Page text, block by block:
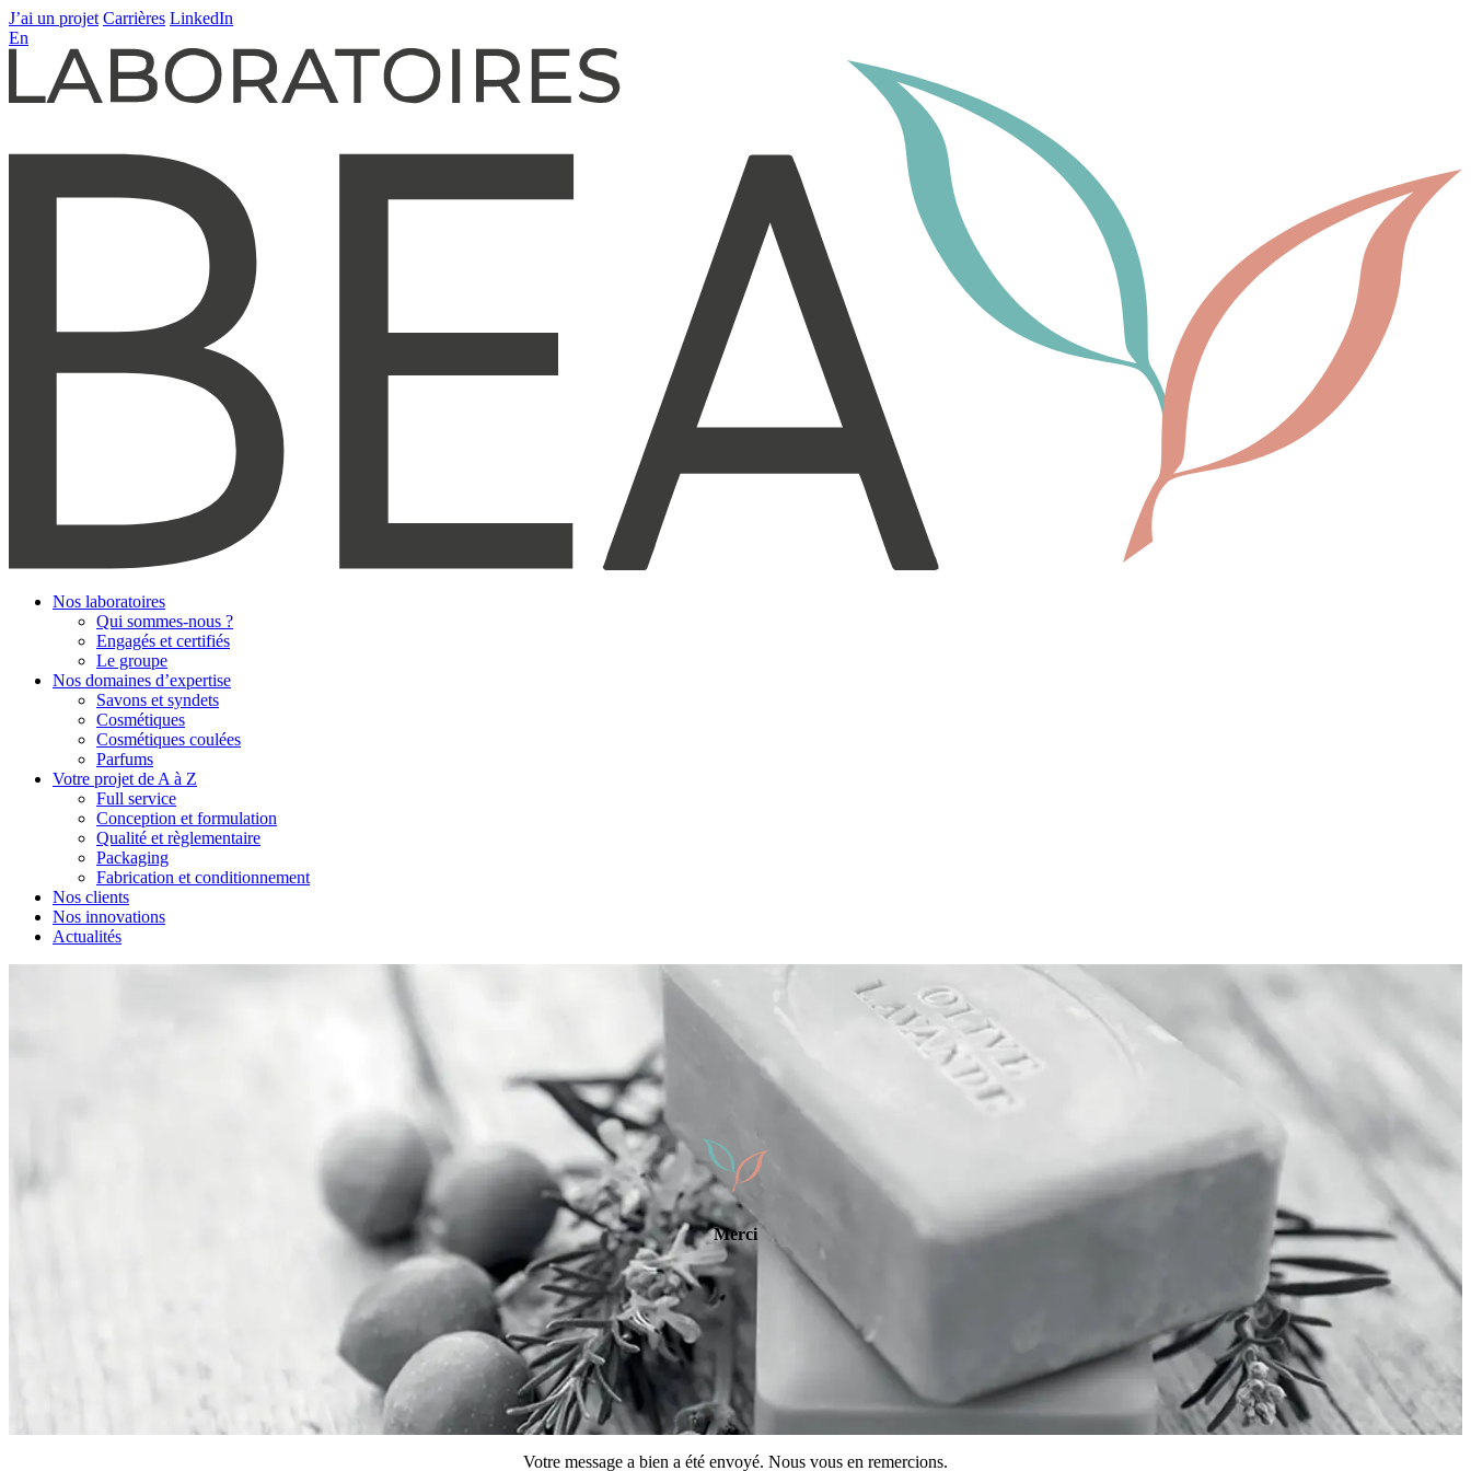
J’ai un projet Carrières LinkedIn
En
Nos laboratoires
Qui sommes-nous ?
Engagés et certifiés
Le groupe
Nos domaines d’expertise
Savons et syndets
Cosmétiques
Cosmétiques coulées
Parfums
Votre projet de A à Z
Full service
Conception et formulation
Qualité et règlementaire
Packaging
Fabrication et conditionnement
Nos clients
Nos innovations
Actualités
Merci
Votre message a bien a été envoyé. Nous vous en remercions.